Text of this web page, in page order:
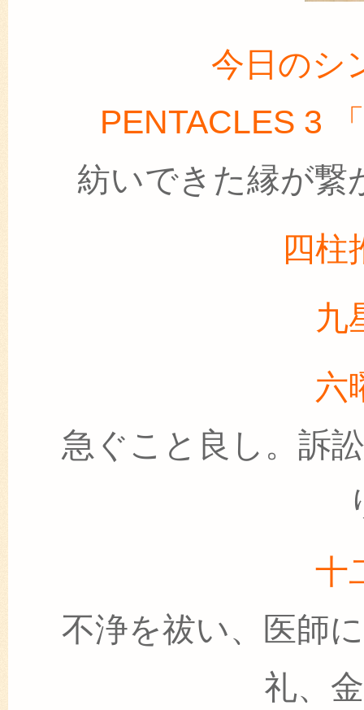
今日のシ
PENTACLES 3
紡いできた縁が繋
四柱
九
六
急ぐこと良し。訴
十
不浄を祓い、医師
礼、